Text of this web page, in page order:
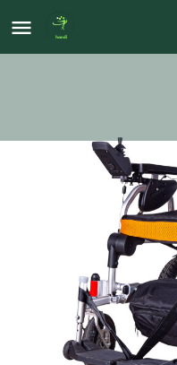
FAUTEUIL
0676757488
Votre annonce